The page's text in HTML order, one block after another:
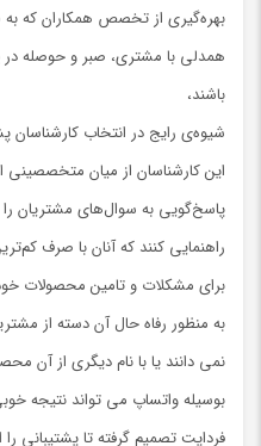
بهره‌گیری از تخصص همکاران که به
همدلی با مشتری، صبر و حوصله
باشند،
شیوه‌ی رایج در انتخاب کارشناسان
این کارشناسان از میان متخصصینی
پاسخ‌گویی به سوال‌های مشتریان را
راهنمایی کنند که آنان با صرف
برای مشکلات و تامین محصولات
به منظور رفاه حال آن دسته از
نمی دانند یا با نام دیگری از آن
بوسیله واتساپ می تواند نتیجه
فرداپت تصمیم گرفته تا پشتیبانی